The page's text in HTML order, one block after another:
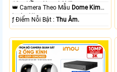
10m Hồng Ngoại SMD.
👑 Camera Theo Mẫu Dome Kim
loại + Nhựa.
️ƒ Điểm Nỗi Bật :Thu Âm.